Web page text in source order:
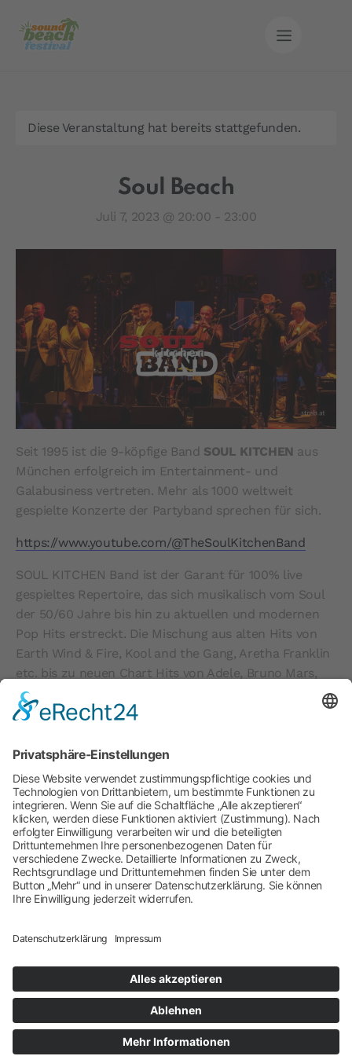
Diese Veranstaltung hat bereits stattgefunden.
Soul Beach
Juli 7, 2023 @ 20:00 - 23:00
Seit 1995 ist die 9-köpfige Band SOUL KITCHEN aus
München erfolgreich im Entertainment- und
Galabusiness vertreten. Mehr als 1000 weltweit
gespielte Konzerte der Partyband sprechen für sich.
https://www.youtube.com/@TheSoulKitchenBand
SOUL KITCHEN Band ist der Garant für 100% live
gespieltes Repertoire, das sich musikalisch vom Soul
der 50/60 Jahre bis hin zu aktuellen und modernen
Pop Hits erstreckt. Die Mischung aus alten Hits von
Earth Wind & Fire, Kool and the Gang, Aretha Franklin
etc. bis zu neuen Chart Hits von Adele, Bruno Mars,
Rihanna etc. ist immer ein absoluter Ankommer beim
Publikum aller Altersklassen.
Jahre 1995 erfolgreich das Konzept, bekannten und
gut tanzbaren Songs immer einen eigenen
musikalischen Sound zu verpassen. Durch eigene
Arrangements großer Hits haben sie sich bis heute die
Freude erhalten, miteinander zu musizieren. Die
unglaubliche Energie der herausragenden Musiker und
Sänger/innen muss man auf der Bühne live erleben.
Die Spielfreude und der Soul in ihrer Show kommt
Musik.
25,20 EUR im Vorverkauf / 28 EUR Abendkasse